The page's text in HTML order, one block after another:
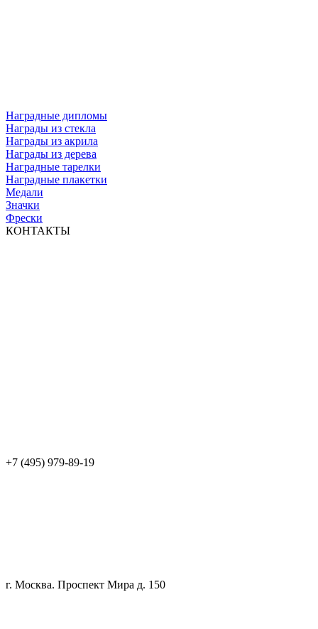
Наградные дипломы
Награды из стекла
Награды из акрила
Награды из дерева
Наградные тарелки
Наградные плакетки
Медали
Значки
Фрески
КОНТАКТЫ
+7 (495) 979-89-19
г. Москва. Проспект Мира д. 150